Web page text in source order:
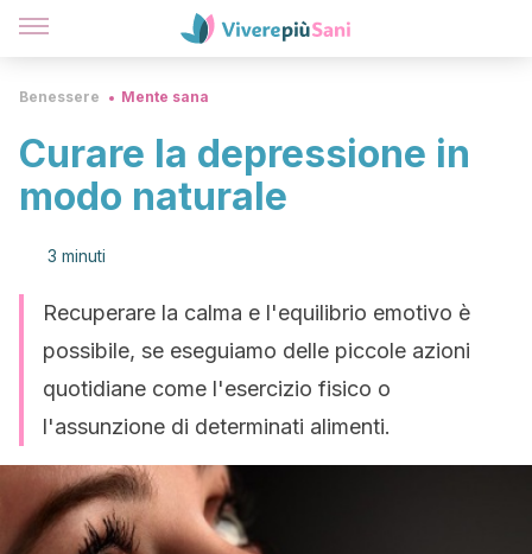
Benessere Mente sana
Curare la depressione in
modo naturale
3 minuti
Recuperare la calma e l'equilibrio emotivo è
possibile, se eseguiamo delle piccole azioni
quotidiane come l'esercizio fisico o
l'assunzione di determinati alimenti.